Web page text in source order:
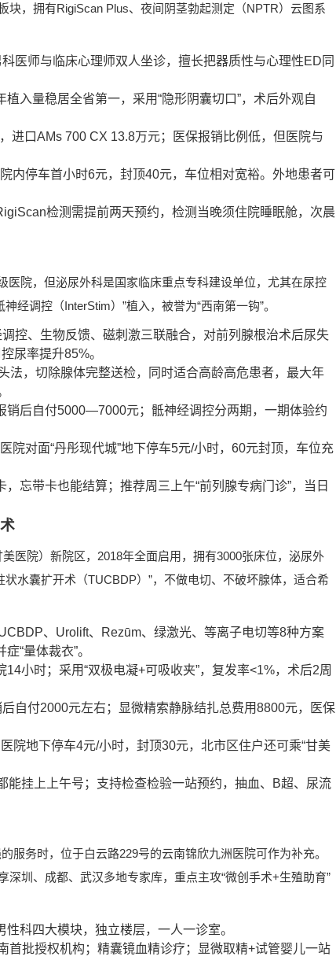
块，拥有RigiScan Plus、夜间阴茎勃起测定（NPTR）云图系
医师与临床心理师双人坐诊，擅长把器质性与心理性ED同
入量稳居全省第一，采用“隐形阴囊切口”，术后外观自
进口AMs 700 CX 13.8万元；医保报销比例低，但医院与
内停车首小时6元，封顶40元，车位相对宽裕。外地患者可
检测需提前两天预约，检测当晚须住院睡眠舱，次晨
医院，但泌尿外科是国家临床重点专科建设单位，尤其在尿控
经调控（InterStim）”植入，被誉为“西南第一钩”。
控、生物反馈、磁刺激三联融合，对前列腺根治术后尿失
尿率提升85%。
法，切除腺体完整送检，同时适合高龄高危患者，最大年
后自付5000—7000元；骶神经调控分两期，一期体验约
院对面“丹彤现代城”地下停车5元/小时，60元封顶，车位充
忘带卡也能结算；推荐周三上午“前列腺专病门诊”，当日
医院）新院区，2018年全面启用，拥有3000张床位，泌尿外
水囊扩开术（TUCBDP）”，不做电切、不破坏腺体，适合希
、Urolift、Rezūm、绿激光、等离子电切等8种方案
“量体裁衣”。
小时；采用“双极电凝+可吸收夹”，复发率<1%，术后2周
自付2000元左右；显微精索静脉结扎总费用8800元，医保
院地下停车4元/小时，封顶30元，北市区住户还可乘“甘美
能挂上上午号；支持检查检验一站预约，抽血、B超、尿流
服务时，位于白云路229号的云南锦欣九洲医院可作为补充。
圳、成都、武汉多地专家库，重点主攻“微创手术+生殖助育”
科四大模块，独立楼层，一人一诊室。
首批授权机构；精囊镜血精诊疗；显微取精+试管婴儿一站